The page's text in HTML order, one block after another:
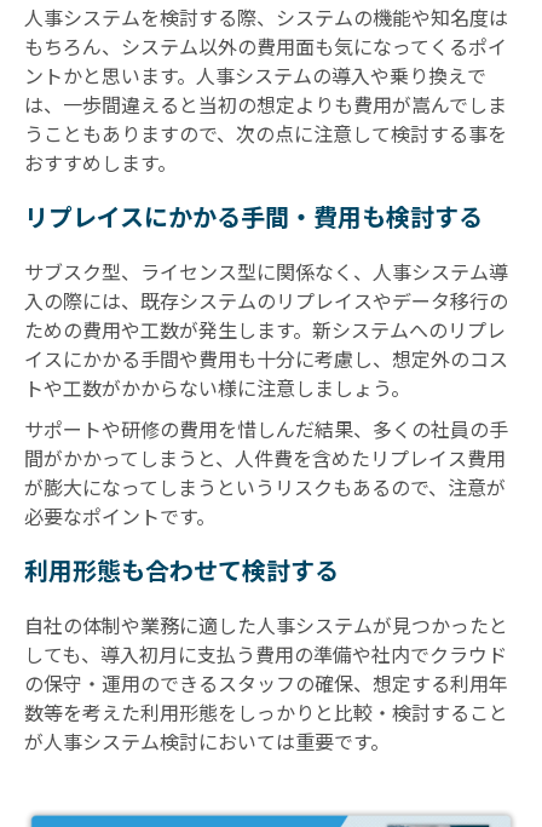
人事システムを検討する際、システムの機能や知名度は
もちろん、システム以外の費用面も気になってくるポイ
ントかと思います。人事システムの導入や乗り換えで
は、一歩間違えると当初の想定よりも費用が嵩んでしま
うこともありますので、次の点に注意して検討する事を
おすすめします。
リプレイスにかかる手間・費用も検討する
サブスク型、ライセンス型に関係なく、人事システム導
入の際には、既存システムのリプレイスやデータ移行の
ための費用や工数が発生します。新システムへのリプレ
イスにかかる手間や費用も十分に考慮し、想定外のコス
トや工数がかからない様に注意しましょう。
サポートや研修の費用を惜しんだ結果、多くの社員の手
間がかかってしまうと、人件費を含めたリプレイス費用
が膨大になってしまうというリスクもあるので、注意が
必要なポイントです。
利用形態も合わせて検討する
自社の体制や業務に適した人事システムが見つかったと
しても、導入初月に支払う費用の準備や社内でクラウド
の保守・運用のできるスタッフの確保、想定する利用年
数等を考えた利用形態をしっかりと比較・検討すること
が人事システム検討においては重要です。